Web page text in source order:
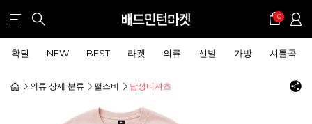
0
확딜 NEW BEST 라켓 의류 신발 가방 셔틀콕
의류 상세 분류 펄스비 남성티셔츠